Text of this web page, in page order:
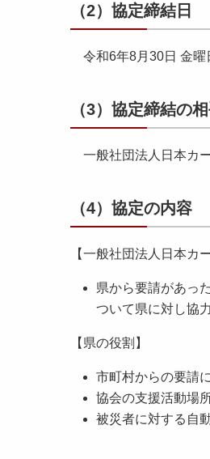
（2）協定締結日
令和6年8月30日 金曜
（3）協定締結の
一般社団法人日本カ
（4）協定の内容
【一般社団法人日本カ
県から要請があっ
ついて県に対し協
【県の役割】
市町村からの要請
協会の支援活動場
被災者に対する自